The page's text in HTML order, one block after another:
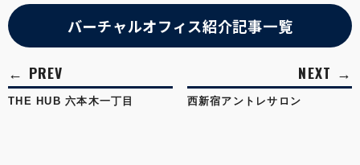
バーチャルオフィス紹介記事一覧
THE HUB 六本木一丁目 西新宿アントレサロン